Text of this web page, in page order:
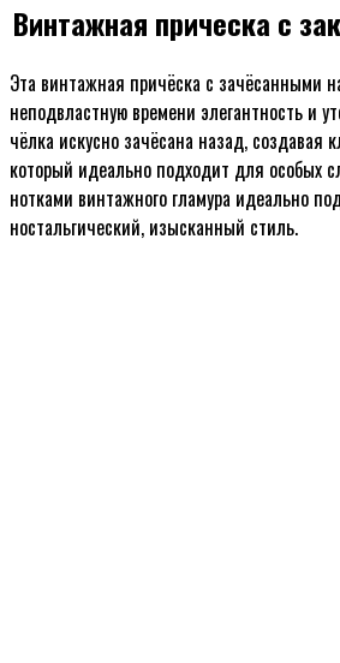
Винтажная прическа с
Эта винтажная причёска с зачёсанными
неподвластную времени элегантность и
чёлка искусно зачёсана назад, создавая
который идеально подходит для особых
нотками винтажного гламура идеально
ностальгический, изысканный стиль.